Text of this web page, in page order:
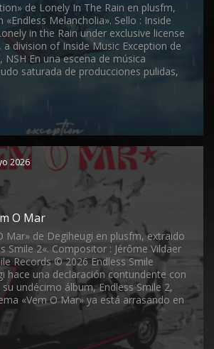
de Lonely In The Rain en plusfm,
Melancholia». Sello : Inside
in the Rain under exclusive license
division of Inside Music Exception de
NSH En una escena de música
saturada de producciones pulidas,
2026
O Mar
Mar» de Degiheugi en plusfm, extraido
Smile 2«. Compositor : Jérôme Vildaer
Records © 2026 Endless Smile
hace una declaración contundente con
undécimo álbum, Endless Smile 2,
«Vem O Mar» ya está arrasando en